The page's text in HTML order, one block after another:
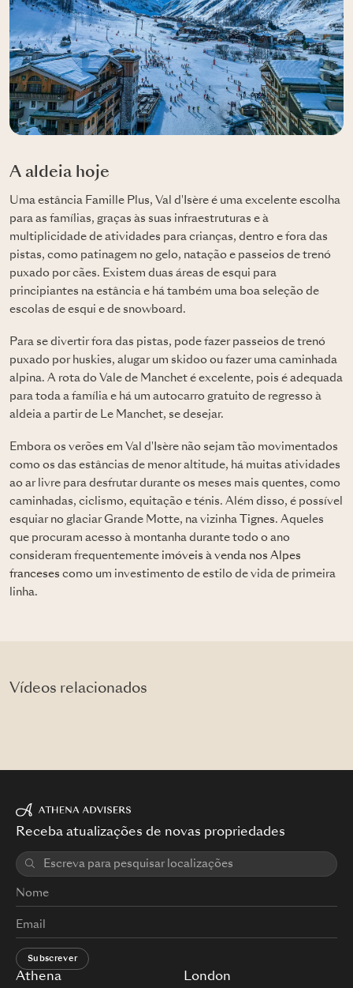
A aldeia hoje
Uma estância Famille Plus, Val d'Isère é uma excelente escolha
para as famílias, graças às suas infraestruturas e à
multiplicidade de atividades para crianças, dentro e fora das
pistas, como patinagem no gelo, natação e passeios de trenó
puxado por cães. Existem duas áreas de esqui para
principiantes na estância e há também uma boa seleção de
escolas de esqui e de snowboard.
Para se divertir fora das pistas, pode fazer passeios de trenó
puxado por huskies, alugar um skidoo ou fazer uma caminhada
alpina. A rota do Vale de Manchet é excelente, pois é adequada
para toda a família e há um autocarro gratuito de regresso à
aldeia a partir de Le Manchet, se desejar.
Embora os verões em Val d'Isère não sejam tão movimentados
como os das estâncias de menor altitude, há muitas atividades
ao ar livre para desfrutar durante os meses mais quentes, como
caminhadas, ciclismo, equitação e ténis. Além disso, é possível
esquiar no glaciar Grande Motte, na vizinha
Tignes. Aqueles
que procuram acesso à montanha durante todo o ano
consideram frequentemente imóveis à venda nos Alpes
franceses como um investimento de estilo de vida de primeira
linha.
Vídeos relacionados
Athena London
Receba atualizações de novas propriedades
Subscrever